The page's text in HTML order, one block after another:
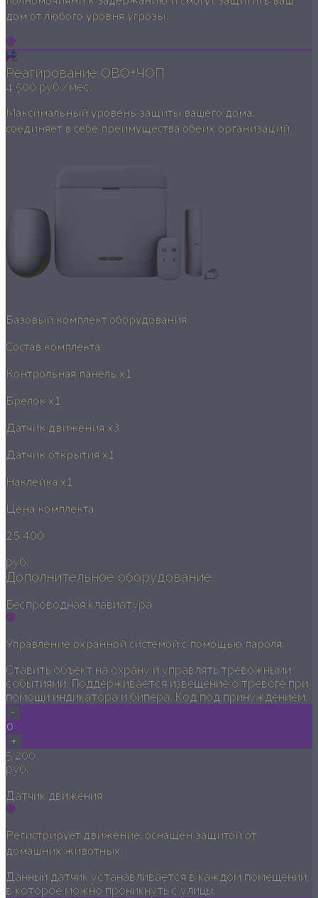
дом от любого уровня угрозы.
Реагирование ОВО+ЧОП
4 500 руб./мес.
Максимальный уровень защиты вашего дома,
соединяет в себе преимущества обеих организаций.
Базовый комплект оборудования
Состав комплекта
Контрольная панель x1
Брелокx1
Датчик движения x3
Датчик открытия x1
Наклейка x1
Цена комплекта
25 400
руб.
Дополнительное оборудование
Беспроводная клавиатура
Управление охранной системой с помощью пароля.
Ставить объект на охрану и управлять тревожными
событиями. Поддерживается извещение о тревоге при
помощи индикатора и бипера. Код под принуждением.
-
0
+
5 200
руб.
Датчик движения
Регистрирует движение, оснащен защитой от
домашних животных.
Данный датчик устанавливается в каждом помещении,
в которое можно проникнуть с улицы.